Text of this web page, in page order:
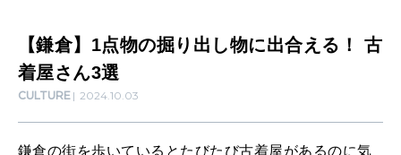
SUSTAINABLE
自分を耕す
し
物
に
【鎌倉】1点物の掘り出し物に出合える！ 古
着屋さん3選
CULTURE 2024.10.03
鎌倉の街を歩いているとたびたび古着屋があるのに気